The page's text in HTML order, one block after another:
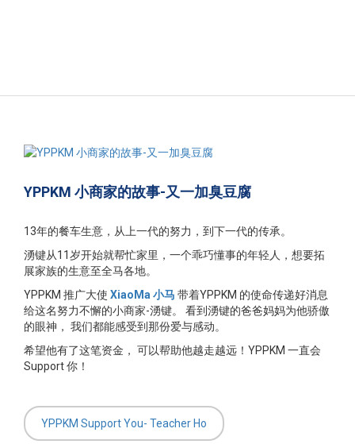
照片库
网上申请
下载表格
常问问题
YPPKM 小商家的故事-又一加臭豆腐
13年的餐车生意，从上一代的努力，到下一代的传承。
湧键从11岁开始就帮忙家里，一个乖巧懂事的年轻人，想要拓
展家族的生意至全马各地。
YPPKM 推广大使 XiaoMa小马 带着YPPKM 的使命传递好消息
给这名努力不懈的小商家-湧键。 看到湧键的爸爸妈妈为他骄傲
的眼神， 我们都能感受到那份爱与感动。
希望他有了这笔资金， 可以帮助他越走越远！YPPKM 一直会
Support 你！
YPPKM Support You- Teacher Ho